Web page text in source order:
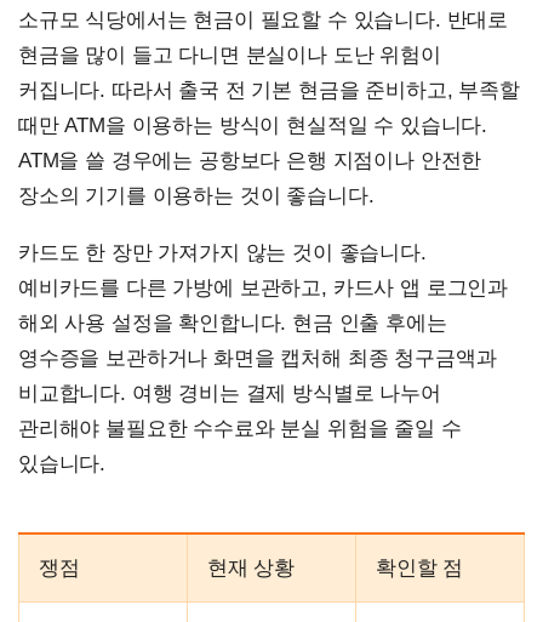
소규모 식당에서는 현금이 필요할 수 있습니다. 반대로
현금을 많이 들고 다니면 분실이나 도난 위험이
커집니다. 따라서 출국 전 기본 현금을 준비하고, 부족할
때만 ATM을 이용하는 방식이 현실적일 수 있습니다.
ATM을 쓸 경우에는 공항보다 은행 지점이나 안전한
장소의 기기를 이용하는 것이 좋습니다.
카드도 한 장만 가져가지 않는 것이 좋습니다.
예비카드를 다른 가방에 보관하고, 카드사 앱 로그인과
해외 사용 설정을 확인합니다. 현금 인출 후에는
영수증을 보관하거나 화면을 캡처해 최종 청구금액과
비교합니다. 여행 경비는 결제 방식별로 나누어
관리해야 불필요한 수수료와 분실 위험을 줄일 수
있습니다.
쟁점 현재 상황 확인할 점